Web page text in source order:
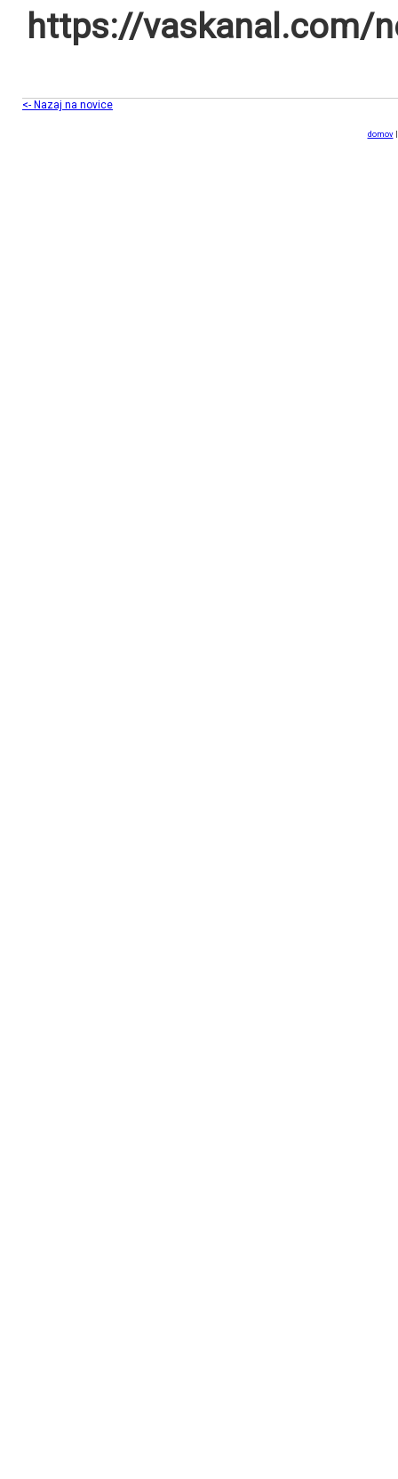
https://vaskanal.com/
<- Nazaj na novice
domov